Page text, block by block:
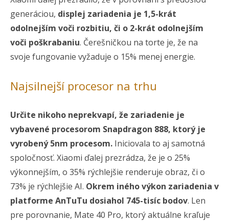
generáciou, displej zariadenia je 1,5-krát
odolnejším voči rozbitiu, či o 2-krát odolnejším
voči poškrabaniu. Čerešničkou na torte je, že na
svoje fungovanie vyžaduje o 15% menej energie.
Najsilnejší procesor na trhu
Určite nikoho neprekvapí, že zariadenie je
vybavené procesorom Snapdragon 888, ktorý je
vyrobený 5nm procesom. Iniciovala to aj samotná
spoločnosť. Xiaomi ďalej prezrádza, že je o 25%
výkonnejším, o 35% rýchlejšie renderuje obraz, či o
73% je rýchlejšie AI. Okrem iného výkon zariadenia v
platforme AnTuTu dosiahol 745-tisíc bodov. Len
pre porovnanie, Mate 40 Pro, ktorý aktuálne kraľuje